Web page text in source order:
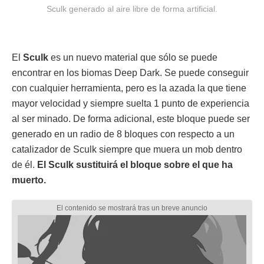
Sculk generado al aire libre de forma artificial.
El Sculk es un nuevo material que sólo se puede
encontrar en los biomas Deep Dark. Se puede conseguir
con cualquier herramienta, pero es la azada la que tiene
mayor velocidad y siempre suelta 1 punto de experiencia
al ser minado. De forma adicional, este bloque puede ser
generado en un radio de 8 bloques con respecto a un
catalizador de Sculk siempre que muera un mob dentro
de él. El Sculk sustituirá el bloque sobre el que ha
muerto.